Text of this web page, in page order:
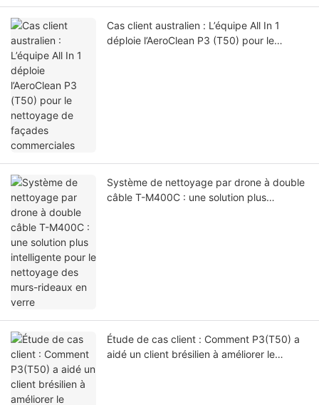
Cas client australien : L’équipe All In 1
déploie l’AeroClean P3 (T50) pour le
Système de nettoyage par drone à double
câble T-M400C : une solution plus
Étude de cas client : Comment P3(T50) a
aidé un client brésilien à améliorer le